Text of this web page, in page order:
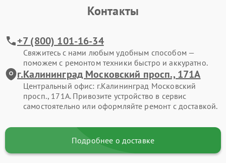
Контакты
+7 (800) 101-16-34
Свяжитесь с нами любым удобным способом —
поможем с ремонтом техники быстро и аккуратно.
г.Калининград Московский просп., 171А
Центральный офис: г.Калининград Московский
просп., 171А. Привозите устройство в сервис
самостоятельно или оформляйте ремонт с доставкой.
Подробнее о доставке